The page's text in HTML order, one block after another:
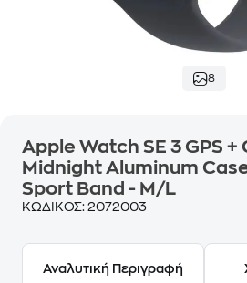
8
Apple Watch SE 3 GPS
Midnight Aluminum
Sport Band - M/L
ΚΩΔΙΚΟΣ: 2072003
Αναλυτική Περιγραφή